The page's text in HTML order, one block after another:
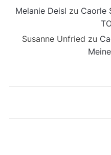
Melanie Deisl zu Caorle
Susanne Unfried zu